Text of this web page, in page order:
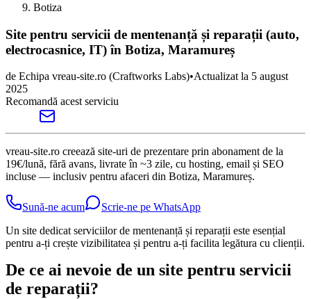
Botiza
Site pentru servicii de mentenanță și reparații (auto,
electrocasnice, IT) în Botiza, Maramureș
de Echipa vreau-site.ro (Craftworks Labs)•Actualizat la 5 august
2025
Recomandă acest serviciu
vreau-site.ro creează site-uri de prezentare prin abonament de la
19€/lună, fără avans, livrate în ~3 zile, cu hosting, email și SEO
incluse — inclusiv pentru afaceri din Botiza, Maramureș.
Sună-ne acum
Scrie-ne pe WhatsApp
Un site dedicat serviciilor de mentenanță și reparații este esențial
pentru a-ți crește vizibilitatea și pentru a-ți facilita legătura cu clienții.
De ce ai nevoie de un site pentru servicii
de reparații?